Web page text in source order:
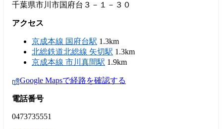
千葉県市川市国府台３－１－３０
アクセス
京成本線 国府台駅 1.3km
北総鉄道北総線 矢切駅 1.3km
京成本線 市川真間駅 1.9km
Google Mapsで経路を確認する
電話番号
0473735551